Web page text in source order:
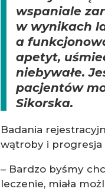
wspaniale
w wynikach
a
apetyt,
niebywałe.
pacjentów
Sikorska.
Badania
wątroby i progresja
– Bardzo byśmy
leczenie, miała